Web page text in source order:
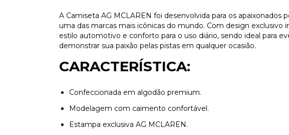
A Camiseta AG MCLAREN foi desenvolvida para os apaixonados
uma das marcas mais icônicas do mundo. Com design exclusivo
estilo automotivo e conforto para o uso diário, sendo ideal para
demonstrar sua paixão pelas pistas em qualquer ocasião.
CARACTERÍSTICA:
Confeccionada em algodão premium.
Modelagem com caimento confortável.
Estampa exclusiva AG MCLAREN.